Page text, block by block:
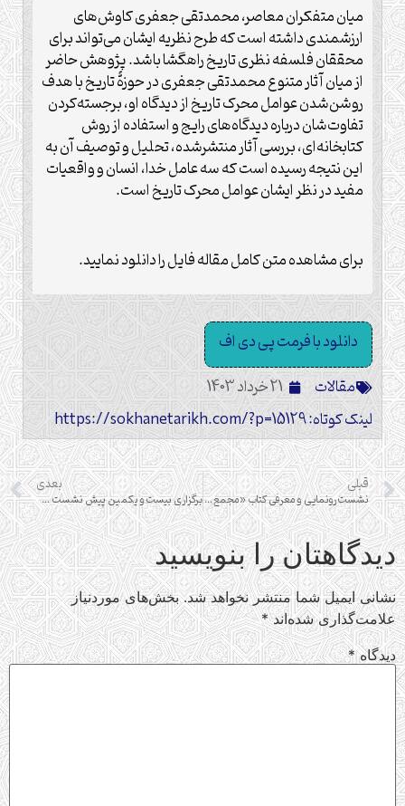
میان متفکران معاصر، محمدتقی جعفری کاوش‌های
ارزشمندی داشته است که طرح نظریه ایشان می‌تواند برای
محققان فلسفه نظری تاریخ راهگشا باشد. پژوهش حاضر
از میان آثار متنوع محمدتقی جعفری در حوزۀ تاریخ با هدف
روشن‌شدن عوامل محرک تاریخ از دیدگاه او، برجسته‌کردن
تفاوت‌شان درباره دیدگاه‌های رایج و استفاده از روش
کتابخانه‌ای، بررسی آثار منتشرشده، تحلیل و توصیف آن به
این نتیجه رسیده است که سه عامل خدا، انسان و واقعیات
مفید در نظر ایشان عوامل محرک تاریخ است.
برای مشاهده متن کامل مقاله فایل را دانلود نمایید.
دانلود با فرمت پی دی اف
مقالات
21 خرداد 1403
لینک کوتاه: https://sokhanetarikh.com/?p=15129
قبلی
نشست رونمایی و معرفی کتاب «مجمع التواریخ حافظ ابرو و جامع التواریخ رشید الدین فضل الله همدانی»
بعدی
برگزاری بیست و یکمین پیش‌‌ نشست علمی همایش بین‌المللی حضرت جعفر بن ابیطالب “ذوالجناحین”
دیدگاهتان را بنویسید
نشانی ایمیل شما منتشر نخواهد شد. بخش‌های موردنیاز
علامت‌گذاری شده‌اند*
دیدگاه*